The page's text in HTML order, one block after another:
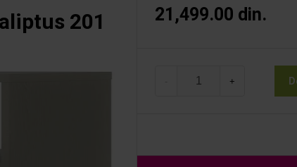
201 21,499.00 din.
+